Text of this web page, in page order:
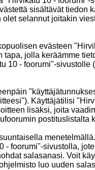
sisältävät
selannut joitakin
evästeen
jolla keräämme
10 - foorumi"-
Käyttäjätilisi
lisäksi, joita
- foorumi"-sivustolla,
salasanasi. Voit
luo uuden